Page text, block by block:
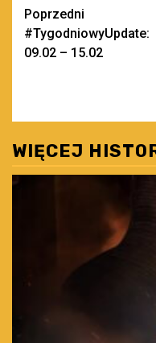
Zobacz
wpisy
Poprzedni
#TygodniowyUpdate:
09.02 – 15.02
WIĘCEJ